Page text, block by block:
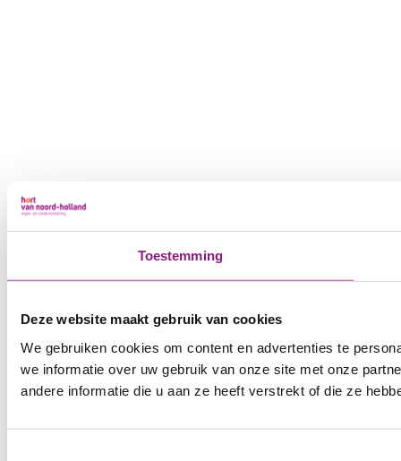
Toestemming
Deze website maakt gebruik van cookies
We gebruiken cookies om content en advertenties te
we informatie over uw gebruik van onze site met onze
andere informatie die u aan ze heeft verstrekt of die ze